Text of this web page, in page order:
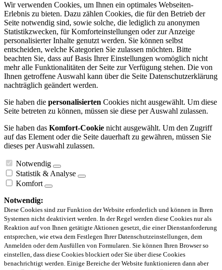
Wir verwenden Cookies, um Ihnen ein optimales Webseiten-
Erlebnis zu bieten. Dazu zählen Cookies, die für den Betrieb der
Seite notwendig sind, sowie solche, die lediglich zu anonymen
Statistikzwecken, für Komforteinstellungen oder zur Anzeige
personalisierter Inhalte genutzt werden. Sie können selbst
entscheiden, welche Kategorien Sie zulassen möchten. Bitte
beachten Sie, dass auf Basis Ihrer Einstellungen womöglich nicht
mehr alle Funktionalitäten der Seite zur Verfügung stehen. Die von
Ihnen getroffene Auswahl kann über die Seite Datenschutzerklärung
nachträglich geändert werden.
Sie haben die personalisierten Cookies nicht ausgewählt. Um diese
Seite betreten zu können, müssen sie diese per Auswahl zulassen.
Sie haben das Komfort-Cookie nicht ausgewählt. Um den Zugriff
auf das Element oder die Seite dauerhaft zu gewähren, müssen Sie
dieses per Auswahl zulassen.
Notwendig
Statistik & Analyse
Komfort
Notwendig:
Diese Cookies sind zur Funktion der Website erforderlich und können in Ihren
Systemen nicht deaktiviert werden. In der Regel werden diese Cookies nur als
Reaktion auf von Ihnen getätigte Aktionen gesetzt, die einer Dienstanforderung
entsprechen, wie etwa dem Festlegen Ihrer Datenschutzeinstellungen, dem
Anmelden oder dem Ausfüllen von Formularen. Sie können Ihren Browser so
einstellen, dass diese Cookies blockiert oder Sie über diese Cookies
benachrichtigt werden. Einige Bereiche der Website funktionieren dann aber